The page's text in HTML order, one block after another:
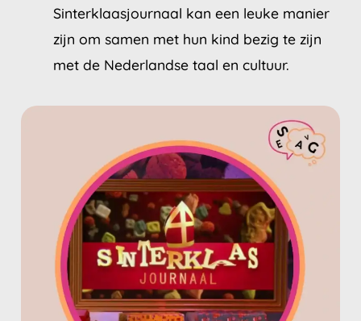
Sinterklaasjournaal kan een leuke manier
zijn om samen met hun kind bezig te zijn
met de Nederlandse taal en cultuur.